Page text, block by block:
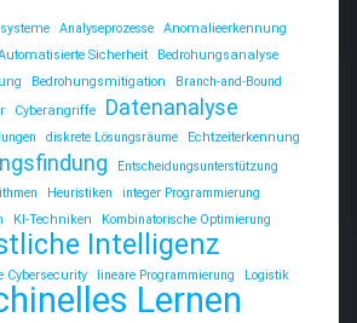
Analyseprozesse
Anomalieerkennung
Sicherheit
Bedrohungsanalyse
Bedrohungsmitigation
Branch-and-Bound
Cyberangriffe Datenanalyse
diskrete Lösungsräume Echtzeiterkennung
Entscheidungsunterstützung
Heuristiken
integer Programmierung
KI-Techniken Kombinatorische Optimierung
Intelligenz
Cybersecurity lineare Programmierung Logistik
Lernen